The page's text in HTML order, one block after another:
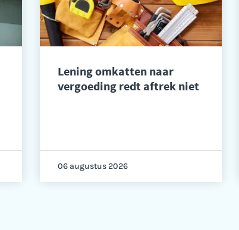
Lening omkatten naar
vergoeding redt aftrek niet
06 augustus 2026